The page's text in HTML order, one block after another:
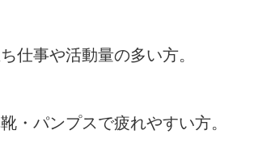
仕事や活動量の多い方。
・パンプスで疲れやすい方。